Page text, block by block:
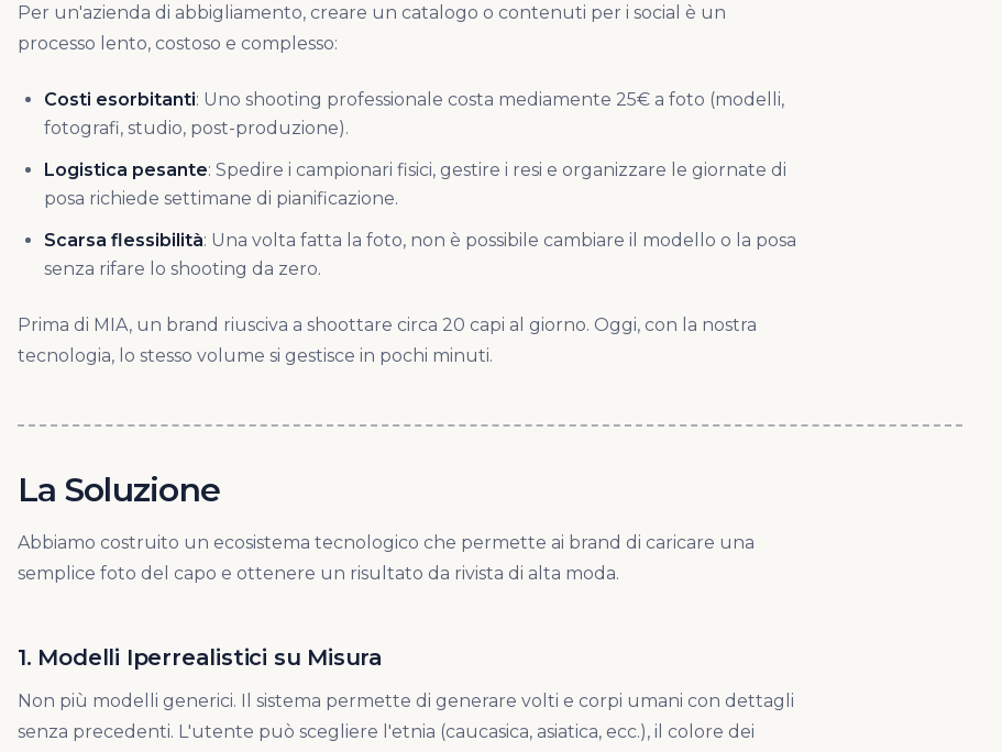
Per un'azienda di abbigliamento, creare un catalogo o contenuti per i social è un
processo lento, costoso e complesso:
Costi esorbitanti: Uno shooting professionale costa mediamente 25€ a foto (modelli,
fotografi, studio, post-produzione).
Logistica pesante: Spedire i campionari fisici, gestire i resi e organizzare le giornate di
posa richiede settimane di pianificazione.
Scarsa flessibilità: Una volta fatta la foto, non è possibile cambiare il modello o la posa
senza rifare lo shooting da zero.
Prima di MIA, un brand riusciva a shoottare circa 20 capi al giorno. Oggi, con la nostra
tecnologia, lo stesso volume si gestisce in pochi minuti.
La Soluzione
Abbiamo costruito un ecosistema tecnologico che permette ai brand di caricare una
semplice foto del capo e ottenere un risultato da rivista di alta moda.
1. Modelli Iperrealistici su Misura
Non più modelli generici. Il sistema permette di generare volti e corpi umani con dettagli
senza precedenti. L'utente può scegliere l'etnia (caucasica, asiatica, ecc.), il colore dei